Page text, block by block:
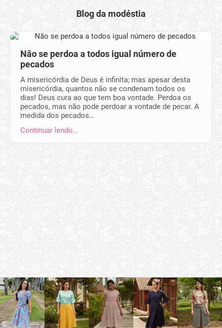
Blog da modéstia
Não se perdoa a todos igual número de
pecados
A misericórdia de Deus é infinita; mas apesar desta
misericórdia, quantos não se condenam todos os
dias! Deus cura ao que tem boa vontade. Perdoa os
pecados, mas não pode perdoar a vontade de pecar. A
medida dos pecados…
Continuar lendo…